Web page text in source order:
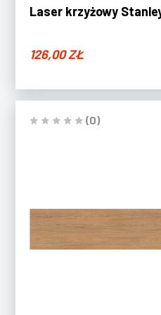
Laser krzyżowy
126,00ZŁ
(0)